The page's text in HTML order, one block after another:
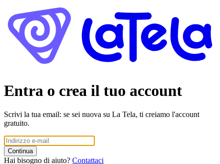
Entra o crea il tuo account
Scrivi la tua email: se sei nuova su La Tela, ti creiamo l'account
gratuito.
Continua
Hai bisogno di aiuto? Contattaci